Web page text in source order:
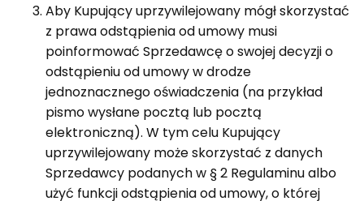
Aby Kupujący uprzywilejowany mógł skorzystać
z prawa odstąpienia od umowy musi
poinformować Sprzedawcę o swojej decyzji o
odstąpieniu od umowy w drodze
jednoznacznego oświadczenia (na przykład
pismo wysłane pocztą lub pocztą
elektroniczną). W tym celu Kupujący
uprzywilejowany może skorzystać z danych
Sprzedawcy podanych w § 2 Regulaminu albo
użyć funkcji odstąpienia od umowy, o której